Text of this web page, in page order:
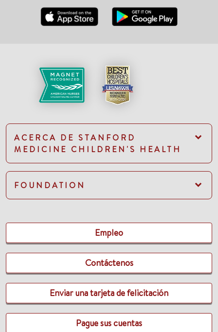
ACERCA DE STANFORD
MEDICINE CHILDREN'S HEALTH
FOUNDATION
Empleo
Contáctenos
Enviar una tarjeta de felicitación
Pague sus cuentas